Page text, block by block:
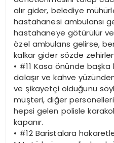
alır gider, belediye
hastahanesi ambulansı
hastahaneye götürülür
özel ambulans gelirse,
kalkar gider sözde
• #11 Kasa önünde
dalaşır ve kahve
ve şikayetçi olduğunu
müşteri, diğer
hepsi gelen polisle
kapanır.
• #12 Baristalara